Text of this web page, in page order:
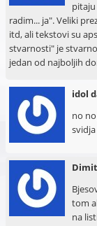
radim... ja". Veliki
itd, ali tekstovi su
stvarnosti" je
jedan od najboljih
idol
no
tom
na